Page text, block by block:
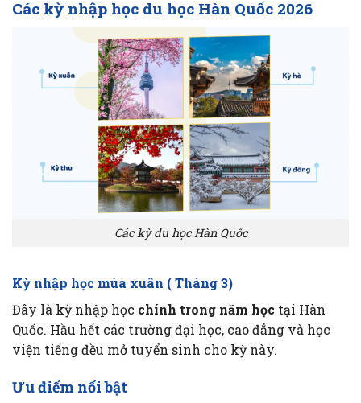
Các kỳ nhập học du học Hàn Quốc 2026
Các kỳ du học Hàn Quốc
Kỳ nhập học mùa xuân ( Tháng 3)
Đây là kỳ nhập học chính trong năm học tại Hàn
Quốc. Hầu hết các trường đại học, cao đẳng và học
viện tiếng đều mở tuyển sinh cho kỳ này.
Ưu điểm nổi bật